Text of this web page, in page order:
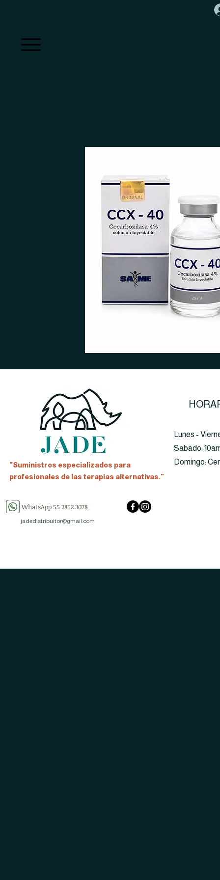
"Suministros especializados para
profesionales de las terapias alternativas."
WhatsApp 55 2852 3078
jadedistribuitor@gmail.com
Lunes -
​​Sabado:
​Domingo: